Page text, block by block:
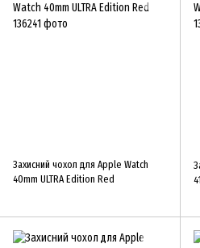
Захисний чохол для Apple Watch
40mm ULTRA Edition Red